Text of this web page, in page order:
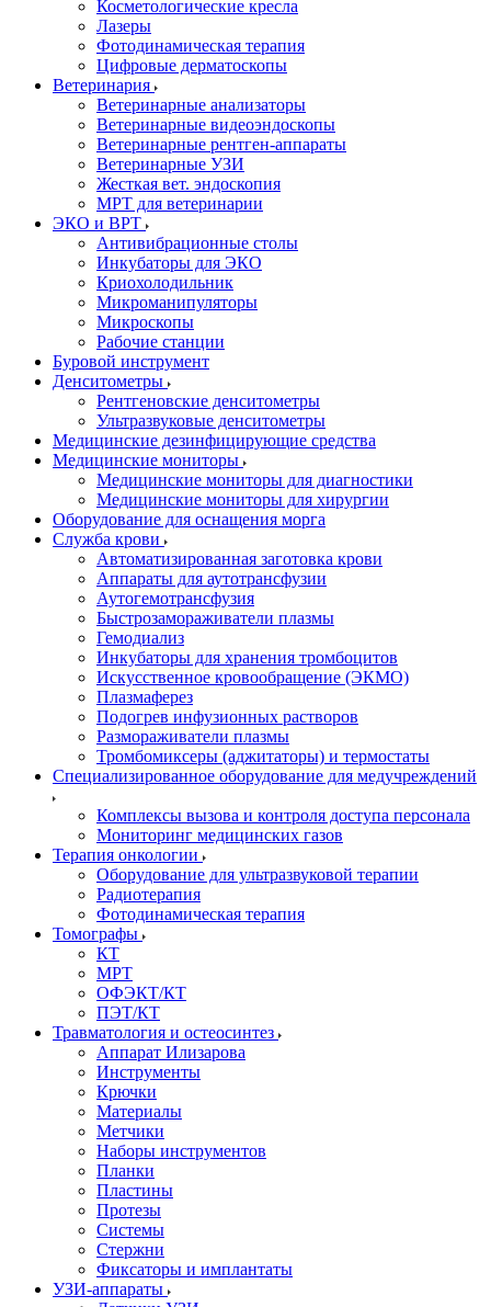
Косметологические кресла
Лазеры
Фотодинамическая терапия
Цифровые дерматоскопы
Ветеринария
Ветеринарные анализаторы
Ветеринарные видеоэндоскопы
Ветеринарные рентген-аппараты
Ветеринарные УЗИ
Жесткая вет. эндоскопия
МРТ для ветеринарии
ЭКО и ВРТ
Антивибрационные столы
Инкубаторы для ЭКО
Криохолодильник
Микроманипуляторы
Микроскопы
Рабочие станции
Буровой инструмент
Денситометры
Рентгеновские денситометры
Ультразвуковые денситометры
Медицинские дезинфицирующие средства
Медицинские мониторы
Медицинские мониторы для диагностики
Медицинские мониторы для хирургии
Оборудование для оснащения морга
Служба крови
Автоматизированная заготовка крови
Аппараты для аутотрансфузии
Аутогемотрансфузия
Быстрозамораживатели плазмы
Гемодиализ
Инкубаторы для хранения тромбоцитов
Искусственное кровообращение (ЭКМО)
Плазмаферез
Подогрев инфузионных растворов
Размораживатели плазмы
Тромбомиксеры (аджитаторы) и термостаты
Специализированное оборудование для медучреждений
Комплексы вызова и контроля доступа персонала
Мониторинг медицинских газов
Терапия онкологии
Оборудование для ультразвуковой терапии
Радиотерапия
Фотодинамическая терапия
Томографы
КТ
МРТ
ОФЭКТ/КТ
ПЭТ/КТ
Травматология и остеосинтез
Аппарат Илизарова
Инструменты
Крючки
Материалы
Метчики
Наборы инструментов
Планки
Пластины
Протезы
Системы
Стержни
Фиксаторы и имплантаты
УЗИ-аппараты